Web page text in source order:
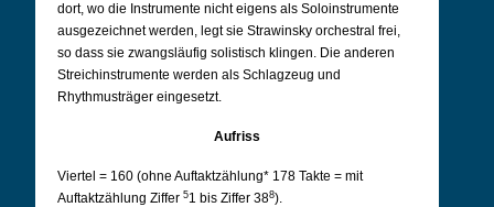
dort, wo die Instrumente nicht eigens als Soloinstrumente
ausgezeichnet werden, legt sie Strawinsky orchestral frei,
so dass sie zwangsläufig solistisch klingen. Die anderen
Streichinstrumente werden als Schlagzeug und
Rhythmusträger eingesetzt.
Aufriss
Viertel = 160 (ohne Auftaktzählung* 178 Takte = mit
Auftaktzählung Ziffer 51 bis Ziffer 388).